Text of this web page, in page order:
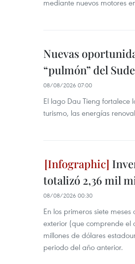
mediante nuevos motores
Nuevas
“pulmón” del
08/08/2026 07:00
El lago Dau Tieng
turismo, las energías
totalizó 2,36 mil
08/08/2026 00:30
En los primeros siete
exterior (que comprende el
millones de dólares
periodo del año anterior.